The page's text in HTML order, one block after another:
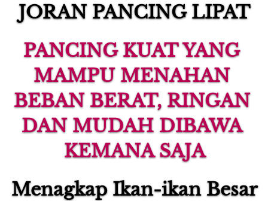
JORAN PANCING LIPAT
PANCING KUAT YANG
MAMPU MENAHAN
BEBAN BERAT, RINGAN
DAN MUDAH DIBAWA
KEMANA SAJA
Menagkap Ikan-ikan Besar